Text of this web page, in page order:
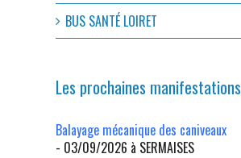
BUS SANTÉ LOIRET
Les prochaines manifestations
Balayage mécanique des caniveaux
- 03/09/2026 à SERMAISES